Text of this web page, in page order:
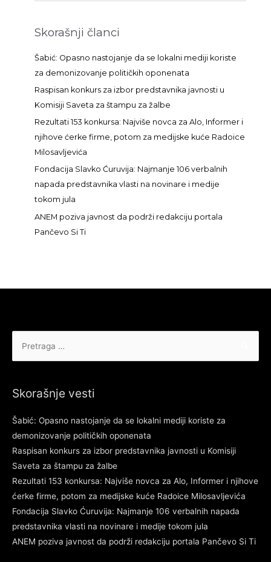
r
a
Skorašnji članci
Šabić: Opasno nastojanje da se lokalni mediji koriste
za demonizovanje političkih oponenata
Raspisan konkurs za izbor predstavnika javnosti u
Komisiji Saveta za štampu za žalbe
Rezultati 153 konkursa: Najviše novca za Alo, Informer i
njihove ćerke firme, potom za medijske kuće Radoice
Milosavljevića
Fondacija Slavko Ćuruvija: Najmanje 106 verbalnih
napada predstavnika vlasti na novinare i medije
tokom jula
ANEM poziva javnost da podrži redakciju portala
Pančevo Si Ti
Skorašnje vesti
Šabić: Opasno nastojanje da se lokalni mediji koriste za
demonizovanje političkih oponenata
Raspisan konkurs za izbor predstavnika javnosti u Komisiji
Saveta za štampu za žalbe
Rezultati 153 konkursa: Najviše novca za Alo, Informer i njihove
ćerke firme, potom za medijske kuće Radoice Milosavljevića
Fondacija Slavko Ćuruvija: Najmanje 106 verbalnih napada
predstavnika vlasti na novinare i medije tokom jula
ANEM poziva javnost da podrži redakciju portala Pančevo Si Ti